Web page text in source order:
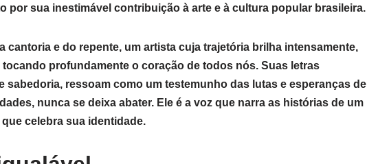
por sua inestimável contribuição à arte e à cultura popular brasileira.
cantoria e do repente, um artista cuja trajetória brilha intensamente,
profundamente o coração de todos nós. Suas letras
sabedoria, ressoam como um testemunho das lutas e esperanças de
nunca se deixa abater. Ele é a voz que narra as histórias de um
celebra sua identidade.